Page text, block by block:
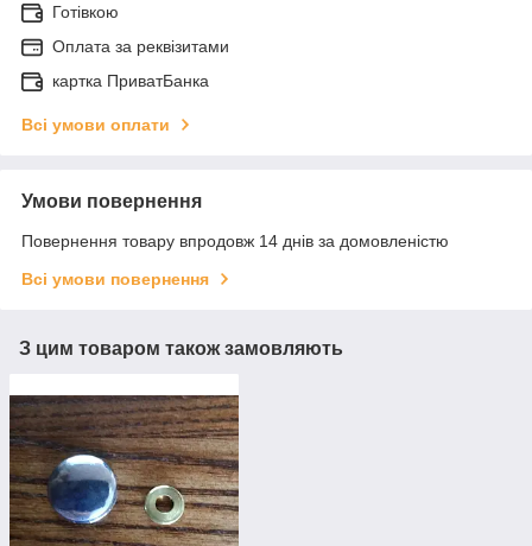
Готівкою
Оплата за реквізитами
картка ПриватБанка
Всі умови оплати
Умови повернення
Повернення товару впродовж 14 днів за домовленістю
Всі умови повернення
З цим товаром також замовляють